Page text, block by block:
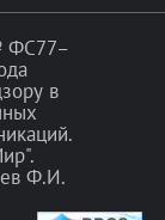
ФС77–
в
Ф.И.